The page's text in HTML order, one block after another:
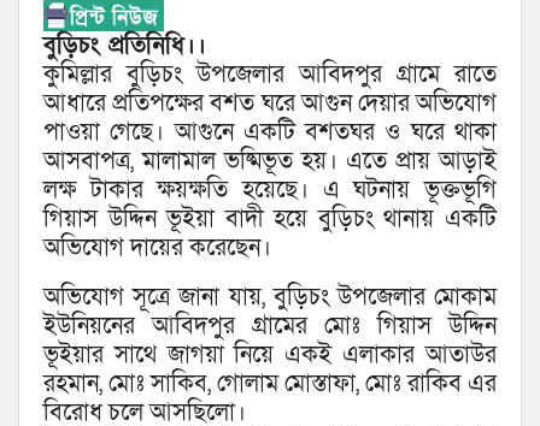
বুড়িচং প্রতিনিধি।।
কুমিল্লার বুড়িচং উপজেলার আবিদপুর গ্রামে রাতে
আধারে প্রতিপক্ষের বশত ঘরে আগুন দেয়ার অভিযোগ
পাওয়া গেছে। আগুনে একটি বশতঘর ও ঘরে থাকা
আসবাপত্র, মালামাল ভষ্মিভূত হয়। এতে প্রায় আড়াই
লক্ষ টাকার ক্ষয়ক্ষতি হয়েছে। এ ঘটনায় ভূক্তভূগি
গিয়াস উদ্দিন ভূইয়া বাদী হয়ে বুড়িচং থানায় একটি
অভিযোগ দায়ের করেছেন।
অভিযোগ সূত্রে জানা যায়, বুড়িচং উপজেলার মোকাম
ইউনিয়নের আবিদপুর গ্রামের মোঃ গিয়াস উদ্দিন
ভূইয়ার সাথে জাগয়া নিয়ে একই এলাকার আতাউর
রহমান, মোঃ সাকিব, গোলাম মোস্তাফা, মোঃ রাকিব এর
বিরোধ চলে আসছিলো।